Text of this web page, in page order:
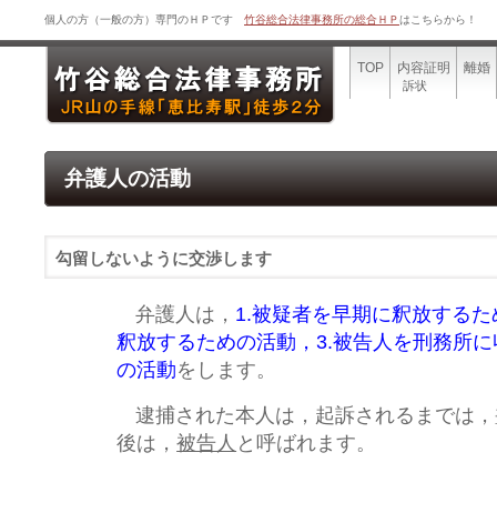
個人の方（一般の方）専門のＨＰです 竹谷総合法律事務所の総合ＨＰはこちらから！
弁護人の活動
勾留しないように交渉します
弁護人は， 1.被疑者を早期に釈放する
釈放するための活動，3.被告人を刑務所
の活動をします。
逮捕された本人は，起訴されるまでは，
後は，被告人 と呼ばれます。
TOP 内容証明
訴状
離婚